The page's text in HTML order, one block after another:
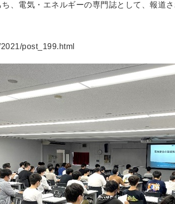
電気・エネルギーの専門誌として、報道さ
post_199.html